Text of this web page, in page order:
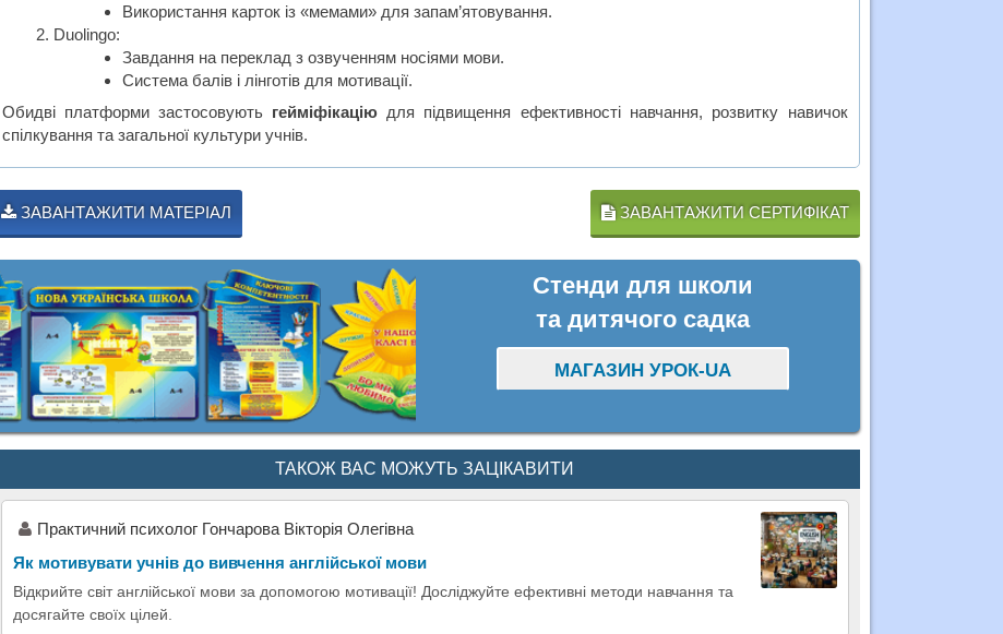
Використання карток із «мемами» для запам’ятовування.
Duolingo:
Завдання на переклад з озвученням носіями мови.
Система балів і лінготів для мотивації.
Обидві платформи застосовують гейміфікаціюдля підвищення ефективності навчання, розвитку навичок
спілкування та загальної культури учнів.
ЗАВАНТАЖИТИ МАТЕРІАЛ ЗАВАНТАЖИТИ СЕРТИФІКАТ
Стенди для школи
та дитячого садка
МАГАЗИН УРОК-UA
ТАКОЖ ВАС МОЖУТЬ ЗАЦІКАВИТИ
Практичний психолог Гончарова Вікторія Олегівна
Як мотивувати учнів до вивчення англійської мови
Відкрийте світ англійської мови за допомогою мотивації! Досліджуйте ефективні методи навчання та
досягайте своїх цілей.